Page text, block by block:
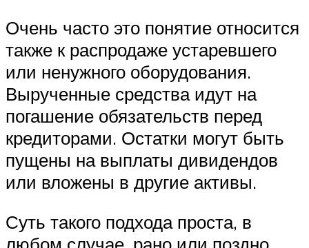
Очень часто это понятие относится
также к распродаже устаревшего
или ненужного оборудования.
Вырученные средства идут на
погашение обязательств перед
кредиторами. Остатки могут быть
пущены на выплаты дивидендов
или вложены в другие активы.
Суть такого подхода проста, в